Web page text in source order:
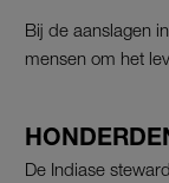
Bij de aanslagen
mensen om het
De Indiase